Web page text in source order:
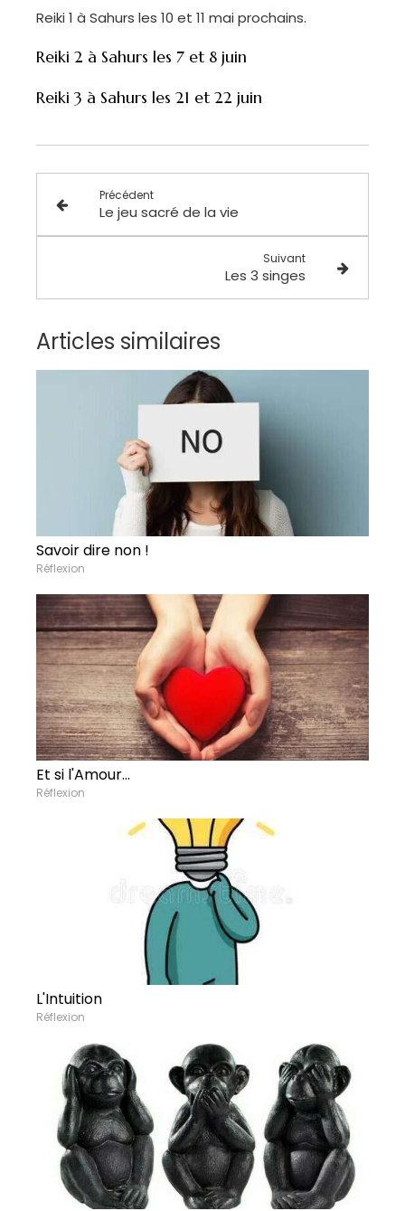
Reiki 1 à Sahurs les 10 et 11 mai prochains.
Reiki 2 à Sahurs les 7 et 8 juin
Reiki 3 à Sahurs les 21 et 22 juin
Précédent
Le jeu sacré de la vie
Suivant
Les 3 singes
Articles similaires
Savoir dire non !
Réflexion
Et si l'Amour...
Réflexion
L'Intuition
Réflexion